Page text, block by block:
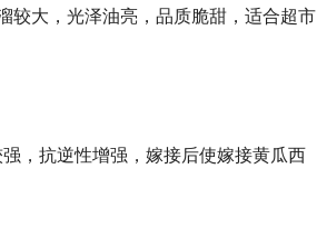
较大，光泽油亮，品质脆甜，适合超市
，抗逆性增强，嫁接后使嫁接黄瓜西